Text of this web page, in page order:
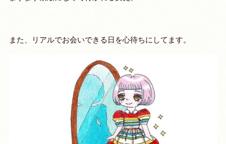
また、リアルでお会いできる日を心待ちにしてます。